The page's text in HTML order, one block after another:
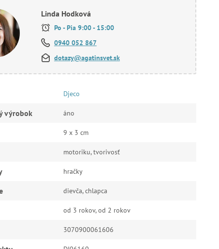
Linda Hodková
Po - Pia 9:00 - 15:00
0940 052 867
dotazy@agatinsvet.sk
Djeco
výrobok áno
9 x 3 cm
motoriku, tvorivosť
hračky
dievča, chlapca
od 3 rokov, od 2 rokov
3070900061606